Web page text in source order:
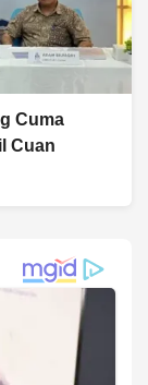
Cuma
Cuan